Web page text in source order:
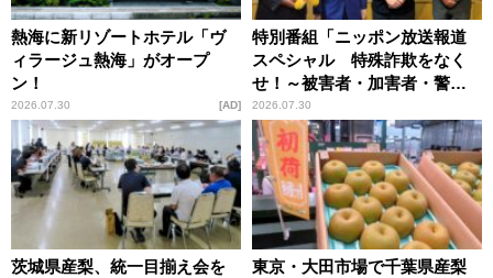
熱海に新リゾートホテル「ヴ
ィラージュ熱海」がオープ
ン！
2026.07.30 AD
特別番組「ニッポン放送報道
スペシャル 特殊詐欺をなく
せ！～被害者・加害者・警視
庁が語るトクリュウの実態
～」放送
2026.07.30
茨城県産梨、統一目揃え会を
東京・大田市場で千葉県産梨